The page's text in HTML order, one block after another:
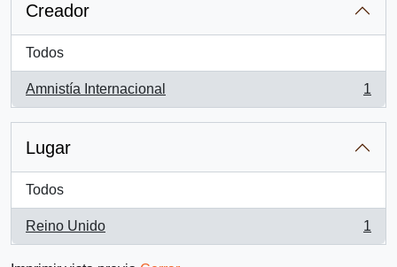
Creador
Todos
Amnistía Internacional
, 1 resultados
1
Lugar
Todos
Reino Unido
, 1 resultados
1